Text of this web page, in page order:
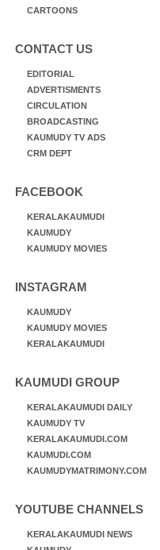
CARTOONS
CONTACT US
EDITORIAL
ADVERTISMENTS
CIRCULATION
BROADCASTING
KAUMUDY TV ADS
CRM DEPT
FACEBOOK
KERALAKAUMUDI
KAUMUDY
KAUMUDY MOVIES
INSTAGRAM
KAUMUDY
KAUMUDY MOVIES
KERALAKAUMUDI
KAUMUDI GROUP
KERALAKAUMUDI DAILY
KAUMUDY TV
KERALAKAUMUDI.COM
KAUMUDI.COM
KAUMUDYMATRIMONY.COM
YOUTUBE CHANNELS
KERALAKAUMUDI NEWS